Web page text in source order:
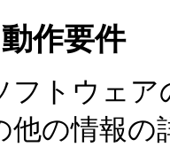
作要件
フトウェ
の情報の